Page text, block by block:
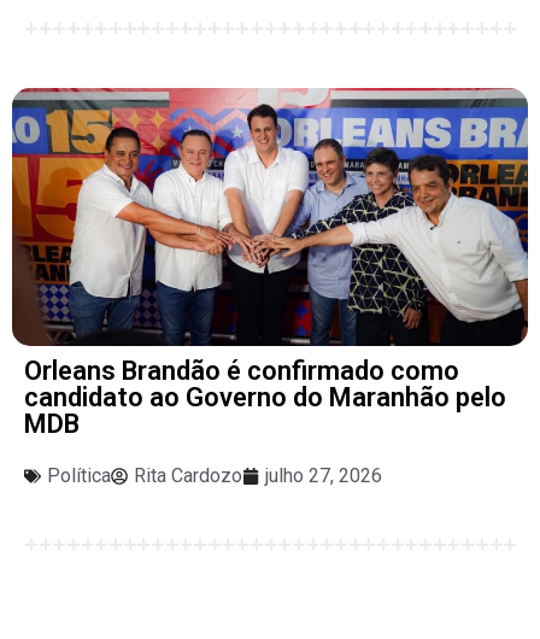
Orleans Brandão é confirmado como
candidato ao Governo do Maranhão pelo
MDB
Política Rita Cardozo julho 27, 2026